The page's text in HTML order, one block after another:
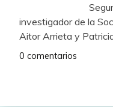
investigador de la
Aitor Arrieta y
0 comentarios